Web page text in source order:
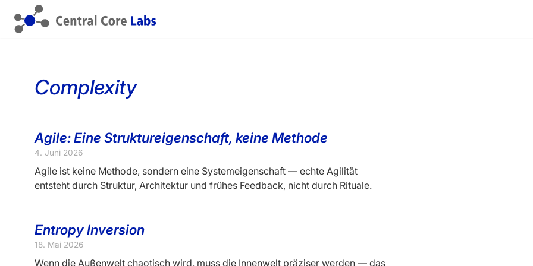
Complexity
Agile: Eine Struktureigenschaft, keine Methode
4. Juni 2026
Agile ist keine Methode, sondern eine Systemeigenschaft — echte Agilität
entsteht durch Struktur, Architektur und frühes Feedback, nicht durch Rituale.
Entropy Inversion
18. Mai 2026
Wenn die Außenwelt chaotisch wird, muss die Innenwelt präziser werden — das